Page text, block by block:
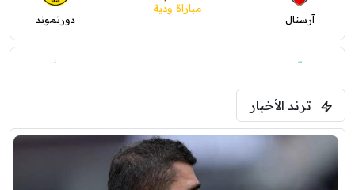
آرسنال
مباراة ودية
دورتموند
ليفربول
ترند الأخبار